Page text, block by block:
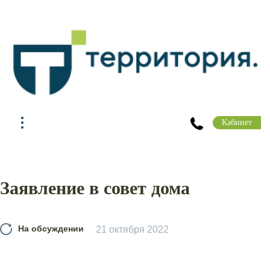
Кабинет
Заявление в совет дома
На обсуждении 21 октября 2022